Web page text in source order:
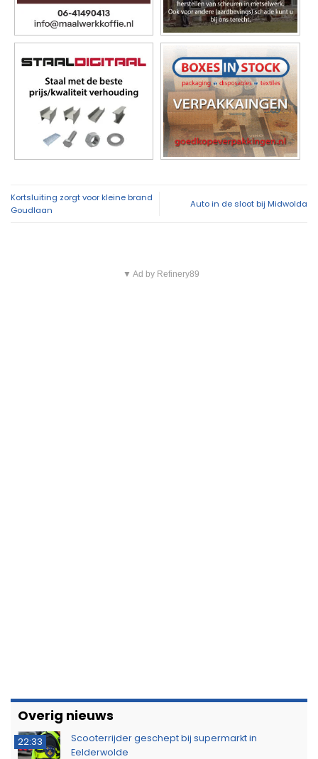
Kortsluiting zorgt voor kleine brand
Goudlaan
Auto in de sloot bij Midwolda
▼ Ad by Refinery89
Overig nieuws
22:33
Scooterrijder geschept bij supermarkt in
Eelderwolde